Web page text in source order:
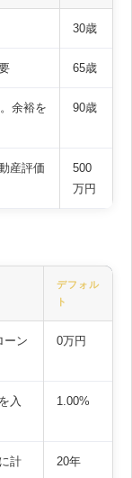
30歳
65歳
余裕を
90歳
産評価
500
万円
デフォル
ト
ーン
0万円
入
1.00%
計
20年